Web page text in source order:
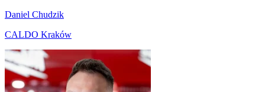
Daniel Chudzik
CALDO Kraków